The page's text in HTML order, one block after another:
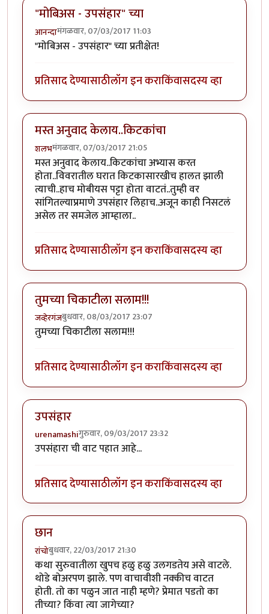
"मोबिअस - उपसंहार" च्या
आनन्दामंगळवार, 07/03/2017 11:03
"मोबिअस - उपसंहार" च्या प्रतीक्षेत!
प्रतिसाद देण्यासाठीलॉग इन कराकिंवासदस्य व्हा
मस्त अनुवाद केलाय..किटकांचा
शलभमंगळवार, 07/03/2017 21:05
मस्त अनुवाद केलाय..किटकांचा अभ्यास करत
होता..विवरातील घरात किटकासारखीच हालत झाली
त्याची..हाच मोबीयस पट्टा होता वाटतं..तुम्ही वर
सांगितल्याप्रमाणे उपसंहार लिहाच..अजून काही निसटलं
असेल तर समजेल आम्हाला..
प्रतिसाद देण्यासाठीलॉग इन कराकिंवासदस्य व्हा
तुमच्या चिकाटीला सलाम!!!
जव्हेरगंजबुधवार, 08/03/2017 23:07
तुमच्या चिकाटीला सलाम!!!
प्रतिसाद देण्यासाठीलॉग इन कराकिंवासदस्य व्हा
उपसंहार
urenamashiगुरुवार, 09/03/2017 23:32
उपसंहारा ची वाट पहात आहे...
प्रतिसाद देण्यासाठीलॉग इन कराकिंवासदस्य व्हा
छान
रांचोबुधवार, 22/03/2017 21:30
कथा सुरुवातीला खुपच हळु हळु उलगडतेय असे वाटले.
थोडे बोअरपण झाले. पण वाचावीशी नक्कीच वाटत
होती. तो का पळुन जात नाही म्हणे? प्रेमात पडतो का
तीच्या? किंवा त्या जागेच्या?